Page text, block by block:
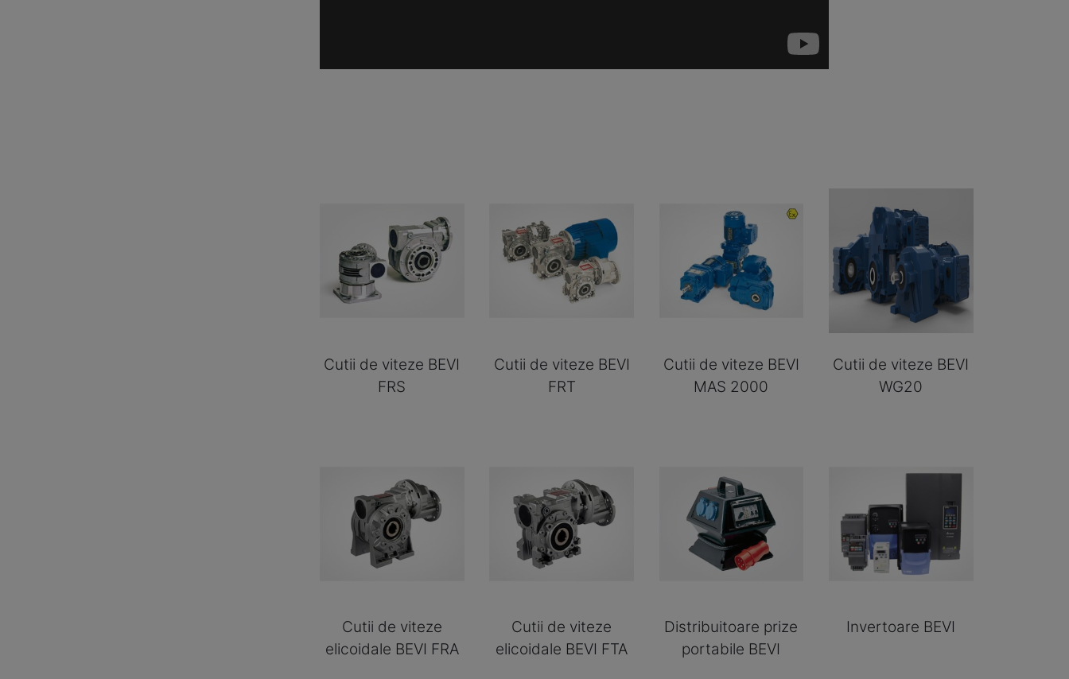
Cutii de viteze BEVI
FRS
Cutii de viteze BEVI
FRT
Cutii de viteze BEVI
MAS 2000
Cutii de viteze BEVI
WG20
Cutii de viteze
elicoidale BEVI FRA
Cutii de viteze
elicoidale BEVI FTA
Distribuitoare prize
portabile BEVI
Invertoare BEVI